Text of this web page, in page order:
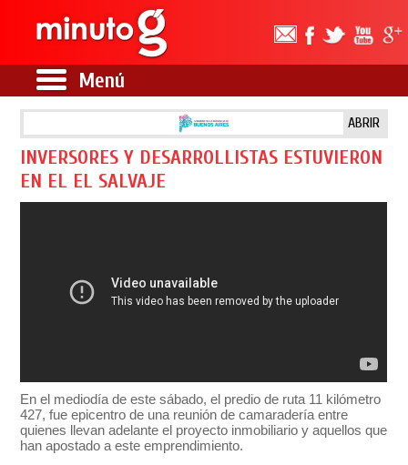
Menú
ABRIR
INVERSORES Y DESARROLLISTAS ESTUVIERON
EN EL EL SALVAJE
En el mediodía de este sábado, el predio de ruta 11 kilómetro
427, fue epicentro de una reunión de camaradería entre
quienes llevan adelante el proyecto inmobiliario y aquellos que
han apostado a este emprendimiento.